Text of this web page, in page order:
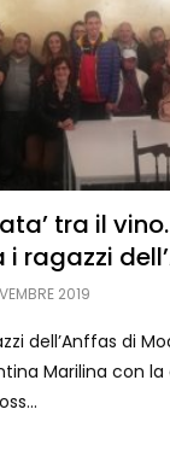
tra il
ragazzi
2019
dell’Anffas di
Marilina con la